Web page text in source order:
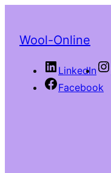
Wool-Online
LinkedIn
Facebook